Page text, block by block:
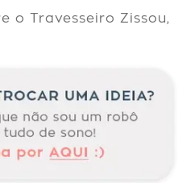
o Travesseiro Zissou,